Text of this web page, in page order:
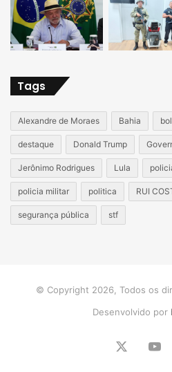
Tags
Alexandre de Moraes Bahia
destaque Donald Trump
Jerônimo Rodrigues Lula
policia militar politica RUI
segurança pública stf
© Copyright 2026, Todos os
Desenvolvido por